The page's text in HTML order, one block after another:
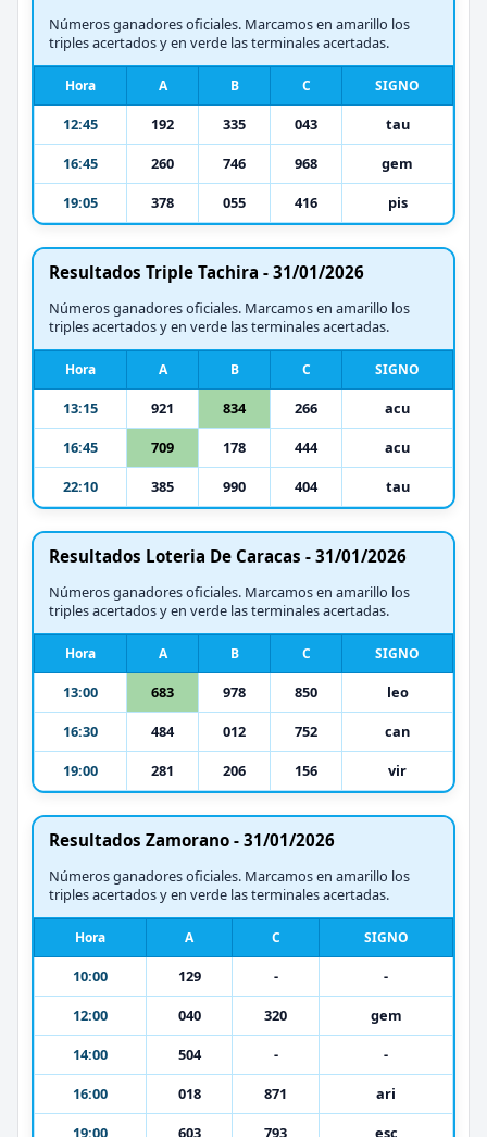
Números ganadores oficiales. Marcamos en amarillo los
triples acertados y en verde las terminales acertadas.
Hora A B C SIGNO
12:45 192 335 043
tau
16:45
260 746 968
gem
19:05
378 055 416 pis
Resultados Triple Tachira - 31/01/2026
Números ganadores oficiales. Marcamos en amarillo los
triples acertados y en verde las terminales acertadas.
Hora A B C SIGNO
13:15 921 834 266
acu
16:45
709 178 444
acu
22:10
385 990 404 tau
Resultados Loteria De Caracas - 31/01/2026
Números ganadores oficiales. Marcamos en amarillo los
triples acertados y en verde las terminales acertadas.
Hora A B C SIGNO
13:00 683 978 850
leo
16:30
484 012 752
can
19:00
281 206 156 vir
Resultados Zamorano - 31/01/2026
Números ganadores oficiales. Marcamos en amarillo los
triples acertados y en verde las terminales acertadas.
Hora A C SIGNO
10:00 129 -
-
12:00
040 320
gem
14:00
504 -
-
16:00
018 871
ari
19:00
603 793 esc